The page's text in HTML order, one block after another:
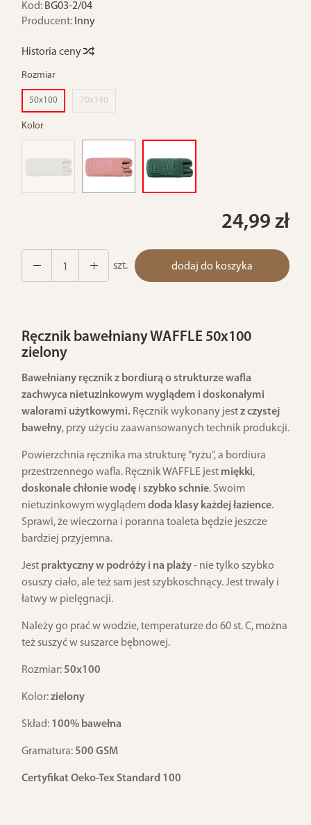
Kod: BG03-2/04
Producent: Inny
Historia ceny
Rozmiar
50x100 70x140
Kolor
24,99 zł
szt. dodaj do koszyka
Ręcznik bawełniany WAFFLE 50x100
zielony
Bawełniany ręcznik z bordiurą o strukturze wafla
zachwyca nietuzinkowym wyglądem i doskonałymi
walorami użytkowymi. Ręcznik wykonany jestz czystej
bawełny, przy użyciu zaawansowanych technik produkcji.
Powierzchnia ręcznika ma strukturę "ryżu", a bordiura
przestrzennego wafla. Ręcznik WAFFLE jest miękki,
doskonale chłonie wodę i szybko schnie. Swoim
nietuzinkowym wyglądemdoda klasy każdej łazience.
Sprawi, że wieczorna i poranna toaleta będzie jeszcze
bardziej przyjemna.
Jest praktyczny w podróży i na plaży- nie tylko szybko
osuszy ciało, ale też sam jest szybkoschnący. Jest trwały i
łatwy w pielęgnacji.
Należy go prać w wodzie, temperaturze do 60 st. C, można
też suszyć w suszarce bębnowej.
Rozmiar: 50x100
Kolor:zielony
Skład: 100% bawełna
Gramatura: 500 GSM
Certyfikat Oeko-Tex Standard 100